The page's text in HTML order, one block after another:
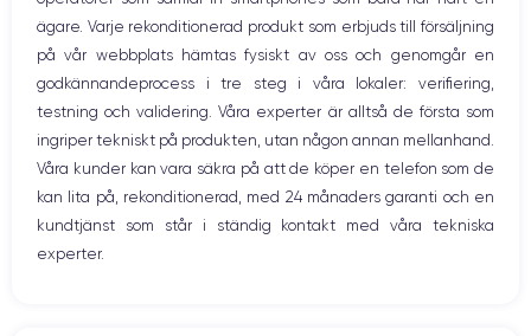
GPU 4 cœurs 3.1 GHz
12 Mpx 12 Mpx
Résolution vidéo
4K - 3840 x 2160 px
Recharge rapide
Oui, minimum 20W
Batterie Type de SIM
WiFi
Nätverk
Vibration
Prise USB
ägare. Varje rekonditionerad produkt som erbjuds till försäljning
på vår webbplats hämtas fysiskt av oss och genomgår en
godkännandeprocess i tre steg i våra lokaler: verifiering,
testning och validering. Våra experter är alltså de första som
ingriper tekniskt på produkten, utan någon annan mellanhand.
Våra kunder kan vara säkra på att de köper en telefon som de
kan lita på, rekonditionerad, med 24 månaders garanti och en
kundtjänst som står i ständig kontakt med våra tekniska
experter.